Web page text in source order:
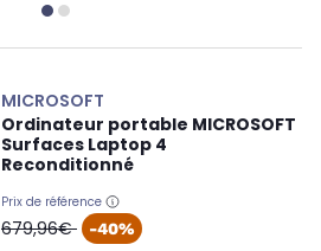
MICROSOFT
Ordinateur portable MICROSOFT
Surfaces Laptop 4
Reconditionné
Prix de référence
oldPrice
679,96€ -40%